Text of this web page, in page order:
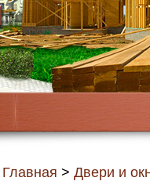
Главная > Двери и